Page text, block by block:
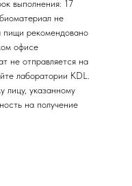
выполнения: 17
не
пищи рекомендовано
офисе
не отправляется на
лаборатории KDL.
лицу, указанному
на получение